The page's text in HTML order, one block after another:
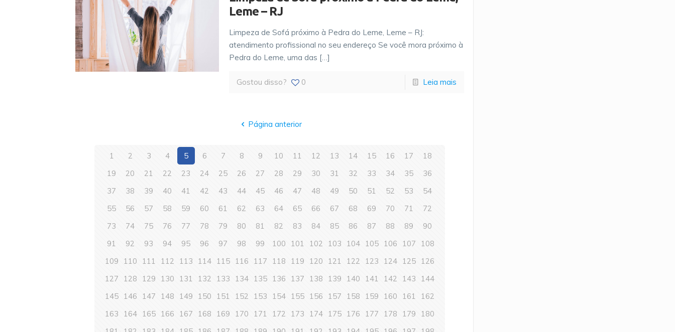
Leme – RJ
Limpeza de Sofá próximo à Pedra do Leme, Leme – RJ:
atendimento profissional no seu endereço Se você mora próximo à
Pedra do Leme, uma das […]
Gostou disso? 0 Leia mais
Página anterior
1 2 3 4 5 6 7 8 9 10 11 12 13 14 15 16 17
18
19
20 21 22 23 24 25 26 27 28 29 30 31 32 33 34 35
36
37
38 39 40 41 42 43 44 45 46 47 48 49 50 51 52 53
54
55
56 57 58 59 60 61 62 63 64 65 66 67 68 69 70 71
72
73
74 75 76 77 78 79 80 81 82 83 84 85 86 87 88 89
90
91
92 93 94 95 96 97 98 99 100 101 102 103 104 105 106 107
108
109
110 111 112 113 114 115 116 117 118 119 120 121 122 123 124 125 126
127
128 129 130 131 132 133 134 135 136 137 138 139 140 141 142 143
144
145 146 147 148 149 150 151 152 153 154 155 156 157 158 159 160 161
162
163
164 165 166 167 168 169 170 171 172 173 174 175 176 177 178 179
180